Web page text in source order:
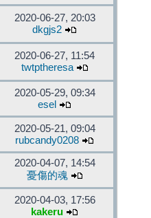
2020-06-27, 20:03
dkgjs2
2020-06-27, 11:54
twtptheresa
2020-05-29, 09:34
esel
2020-05-21, 09:04
rubcandy0208
2020-04-07, 14:54
憂傷的魂
2020-04-03, 17:56
kakeru